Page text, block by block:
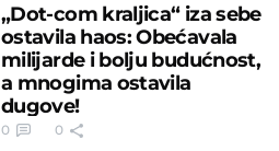
„Dot-com kraljica“ iza sebe
ostavila haos: Obećavala
milijarde i bolju budućnost,
a mnogima ostavila
dugove!
0 0